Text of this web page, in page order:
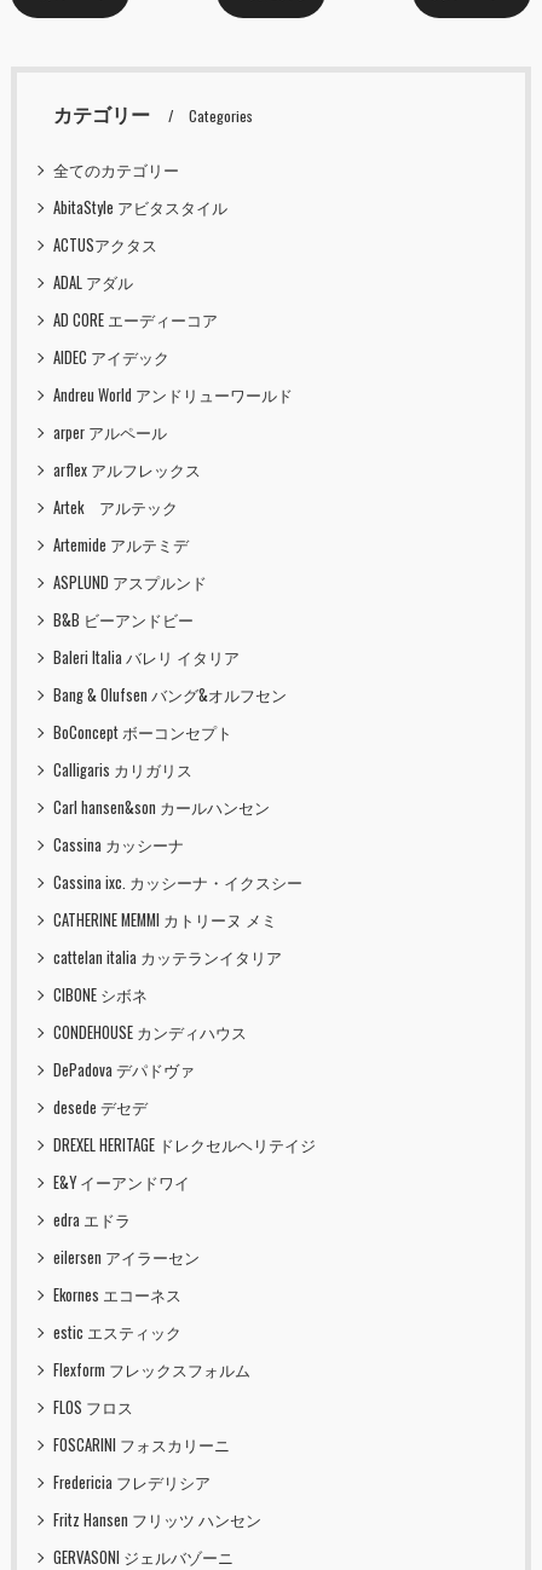
カテゴリー Categories
全てのカテゴリー
AbitaStyle アビタスタイル
ACTUSアクタス
ADAL アダル
AD CORE エーディーコア
AIDEC アイデック
Andreu World アンドリューワールド
arper アルペール
arflex アルフレックス
Artek アルテック
Artemide アルテミデ
ASPLUND アスプルンド
B&B ビーアンドビー
Baleri Italia バレリ イタリア
Bang & Olufsen バング&オルフセン
BoConcept ボーコンセプト
Calligaris カリガリス
Carl hansen&son カールハンセン
Cassina カッシーナ
Cassina ixc. カッシーナ・イクスシー
CATHERINE MEMMI カトリーヌ メミ
cattelan italia カッテランイタリア
CIBONE シボネ
CONDEHOUSE カンディハウス
DePadova デパドヴァ
desede デセデ
DREXEL HERITAGE ドレクセルヘリテイジ
E&Y イーアンドワイ
edra エドラ
eilersen アイラーセン
Ekornes エコーネス
estic エスティック
Flexform フレックスフォルム
FLOS フロス
FOSCARINI フォスカリーニ
Fredericia フレデリシア
Fritz Hansen フリッツ ハンセン
GERVASONI ジェルバゾーニ